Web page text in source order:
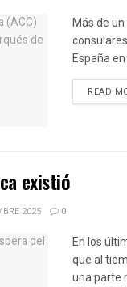
Más de
España
READ
existió
2025 0
En los
que al
una parte